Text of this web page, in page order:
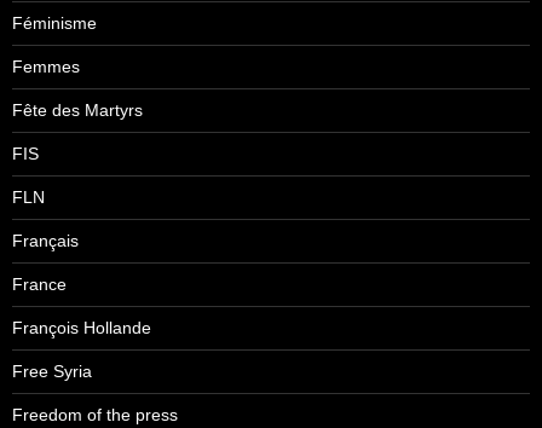
Féminisme
Femmes
Fête des Martyrs
FIS
FLN
Français
France
François Hollande
Free Syria
Freedom of the press